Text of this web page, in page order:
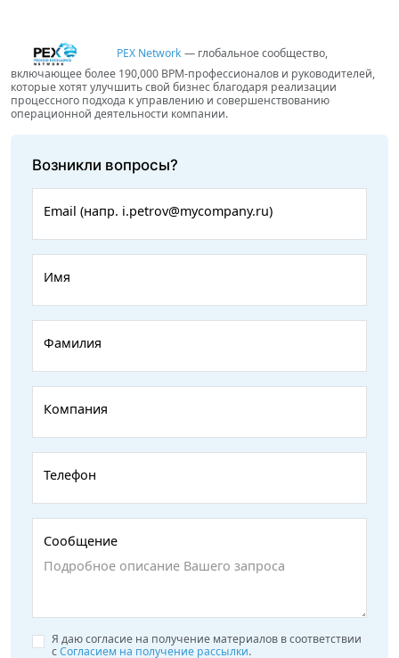
PEX Network— глобальное сообщество,
включающее более 190,000 BPM-профессионалов и руководителей,
которые хотят улучшить свой бизнес благодаря реализации
процессного подхода к управлению и совершенствованию
операционной деятельности компании.
Возникли вопросы?
Email (напр. i.petrov@mycompany.ru)
Имя
Фамилия
Компания
Телефон
Сообщение
Я даю согласие на получение материалов в соответствии
сСогласием на получение рассылки.